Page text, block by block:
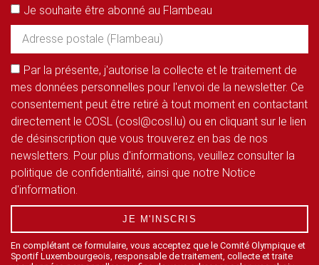
Je souhaite être abonné au Flambeau
Par la présente, j'autorise la collecte et le traitement de
mes données personnelles pour l'envoi de la newsletter. Ce
consentement peut être retiré à tout moment en contactant
directement le COSL (cosl@cosl.lu) ou en cliquant sur le lien
de désinscription que vous trouverez en bas de nos
newsletters. Pour plus d'informations, veuillez consulter la
politique de confidentialité, ainsi que notre Notice
d'information.
JE M'INSCRIS
En complétant ce formulaire, vous acceptez que le Comité Olympique et
Sportif Luxembourgeois, responsable de traitement, collecte et traite